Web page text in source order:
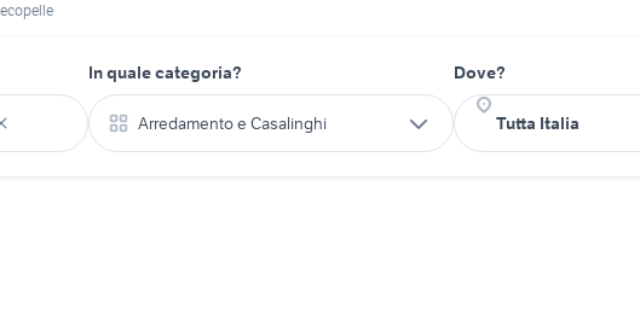
In quale categoria?
Arredamento e Casalinghi
Dove?